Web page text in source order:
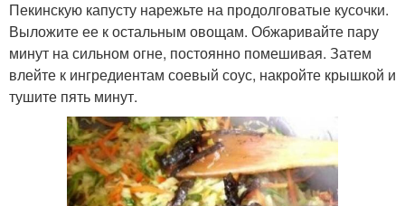
Пекинскую капусту нарежьте на продолговатые кусочки.
Выложите ее к остальным овощам. Обжаривайте пару
минут на сильном огне, постоянно помешивая. Затем
влейте к ингредиентам соевый соус, накройте крышкой и
тушите пять минут.